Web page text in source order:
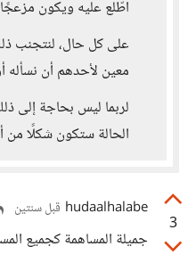
اطّلع عليه ويكون
على كل حال، لنتجنب
معين لأحدهم أن نسأله
لربما ليس بحاجة إلى
الحالة ستكون شكلًا
3
hudaalhalabe قبل سنتين
جميلة المساهمة كجميع